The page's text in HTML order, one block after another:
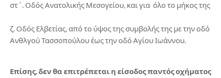
στ΄. Οδός Ανατολικής Μεσογείου, και για όλο το μήκος της
ζ. Οδός Ελβετίας, από το ύψος της συμβολής της με την οδό
Ανθλγού Τασσοπούλου έως την οδό Αγίου Ιωάννου.
Επίσης, δεν θα επιτρέπεται η είσοδος παντός οχήματος